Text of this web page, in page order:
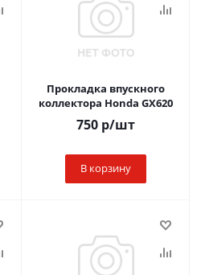
Прокладка впускного
коллектора Honda GX620
750 р/шт
В корзину